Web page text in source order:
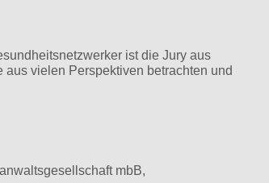
ist die Jury aus
vielen Perspektiven betrachten und
mbB,